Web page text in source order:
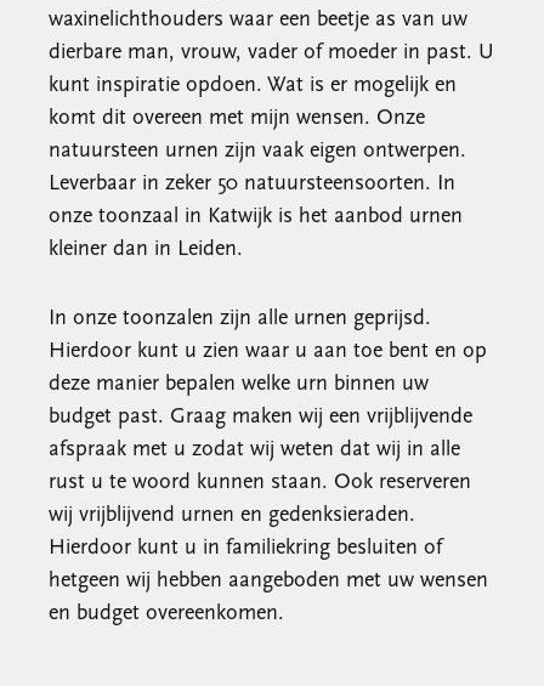
waxinelichthouders waar een beetje as van uw
dierbare man, vrouw, vader of moeder in past. U
kunt inspiratie opdoen. Wat is er mogelijk en
komt dit overeen met mijn wensen. Onze
natuursteen urnen zijn vaak eigen ontwerpen.
Leverbaar in zeker 50 natuursteensoorten. In
onze toonzaal in Katwijk is het aanbod urnen
kleiner dan in Leiden.
In onze toonzalen zijn alle urnen geprijsd.
Hierdoor kunt u zien waar u aan toe bent en op
deze manier bepalen welke urn binnen uw
budget past. Graag maken wij een vrijblijvende
afspraak met u zodat wij weten dat wij in alle
rust u te woord kunnen staan. Ook reserveren
wij vrijblijvend urnen en gedenksieraden.
Hierdoor kunt u in familiekring besluiten of
hetgeen wij hebben aangeboden met uw wensen
en budget overeenkomen.